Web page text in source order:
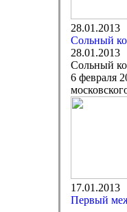
28.01.2013
Сольный
28.01.2013
Сольный
6 февраля
17.01.2013
Первый